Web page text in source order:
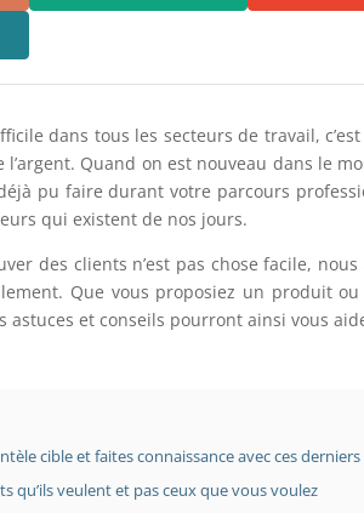
dans tous les secteurs de travail,
Quand on est nouveau dans le
pu faire durant votre parcours
qui existent de nos jours.
des clients n’est pas chose facile,
Que vous proposiez un produit
astuces et conseils pourront ainsi vous
cible et faites connaissance avec ces derniers
qu’ils veulent et pas ceux que vous voulez